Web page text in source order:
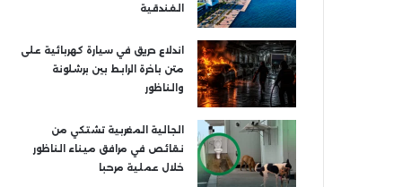
الفندقية
اندلاع حريق في سيارة كهربائية على
متن باخرة الرابط بين برشلونة
والناظور
الجالية المغربية تشتكي من
نقائص في مرافق ميناء الناظور
خلال عملية مرحبا